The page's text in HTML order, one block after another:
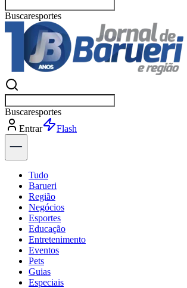
Buscarnotíc
Buscarnotíc
Entrar
Explorar
Tudo
Barueri
Região
Negócios
Esportes
Educação
Entretenimento
Eventos
Pets
Guias
Especiais